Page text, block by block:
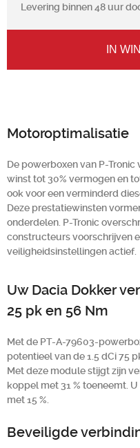
Levering binnen 48 uur
IN
Motoroptimalisatie
De powerboxen van P-
winst tot 30% vermogen en
ook voor een verminderd
Deze prestatiewinsten
onderdelen. P-Tronic
constructeurs voorschrijven
veiligheidsinstellingen actief.
Uw Dacia Dokker
25 pk en 56 Nm
Met de PT-A-79603-
potentieel van de 1.5 dCi 75
Met deze module stijgt zijn
koppel met 31 % toeneemt.
met 15 %.
Beveiligde